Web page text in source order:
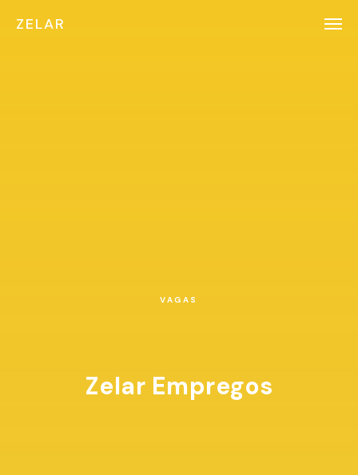
ZELAR
VAGAS
Zelar Empregos